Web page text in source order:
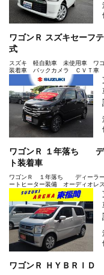
ワゴンＲ スズキセー
式
スズキ 軽自動車 未使用車 ワ
装着車 バックカメラ ＣＶＴ車
ワゴンＲ １年落ち デ
ト装着車
ワゴンＲ １年落ち ディーラー
ートヒーター装備 オーディオレ
ワゴンＲ ＨＹＢＲＩ